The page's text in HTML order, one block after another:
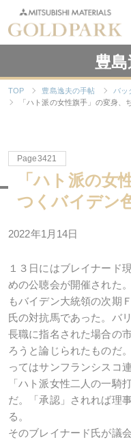
豊
TOP 豊島逸夫の手帖
バッ
「ハト派の女性旗手」の変身、
Page3421
「ハト派の女
つくバイデン
2022年1 月 14日
１３日にはブレイナード
めの公聴会が開催された
もバイデン大統領の次期
氏の対抗馬であった。バ
長職に指名された場合の
ろうと論じられたものだ
ってはサンフランシスコ
「ハト派女性二人の一騎
だ。「承認」されれば理
る。
そのブレイナード氏が議